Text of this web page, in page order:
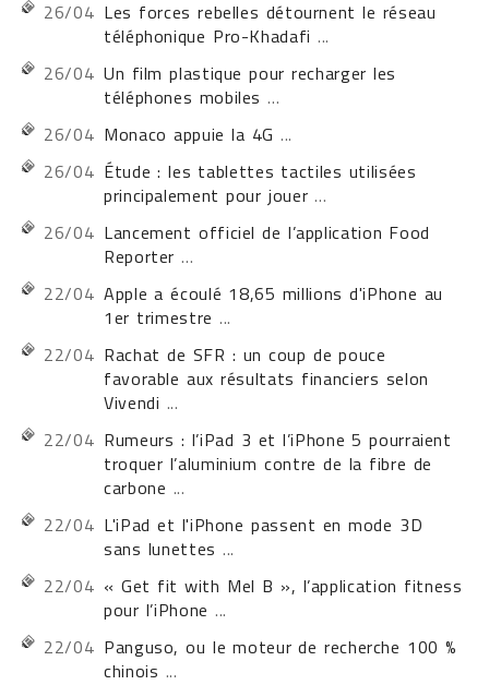
26/04 Les forces rebelles détournent le réseau
téléphonique Pro-Khadafi ...
26/04 Un film plastique pour recharger les
téléphones mobiles ...
26/04 Monaco appuie la 4G ...
26/04 Étude : les tablettes tactiles utilisées
principalement pour jouer...
26/04 Lancement officiel de l’application Food
Reporter ...
22/04 Apple a écoulé 18,65 millions d'iPhone au
1er trimestre ...
22/04 Rachat de SFR : un coup de pouce
favorable aux résultats financiers selon
Vivendi ...
22/04 Rumeurs : l’iPad 3 et l’iPhone 5 pourraient
troquer l’aluminium contre de la fibre de
carbone ...
22/04 L'iPad et l'iPhone passent en mode 3D
sans lunettes ...
22/04 « Get fit with Mel B », l’application fitness
pour l’iPhone ...
22/04 Panguso, ou le moteur de recherche 100 %
chinois ...